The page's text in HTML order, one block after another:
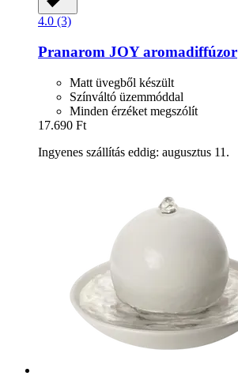
4.0 (3)
Pranarom JOY aromadiffúzor
Matt üvegből készült
Színváltó üzemmóddal
Minden érzéket megszólít
17.690 Ft
Ingyenes szállítás eddig: augusztus 11.